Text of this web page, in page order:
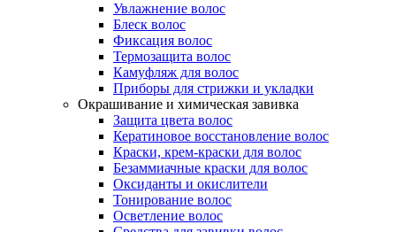
Увлажнение волос
Блеск волос
Фиксация волос
Термозащита волос
Камуфляж для волос
Приборы для стрижки и укладки
Окрашивание и химическая завивка
Защита цвета волос
Кератиновое восстановление волос
Краски, крем-краски для волос
Безаммиачные краски для волос
Оксиданты и окислители
Тонирование волос
Осветление волос